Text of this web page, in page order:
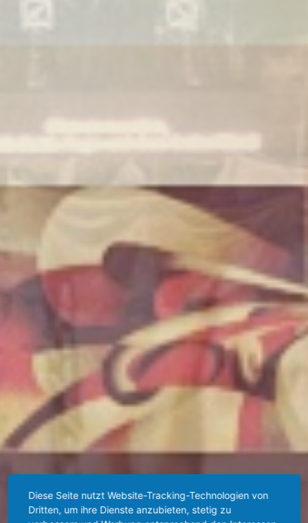
Diese Seite nutzt Website-Tracking-Technologien von
Dritten, um ihre Dienste anzubieten, stetig zu